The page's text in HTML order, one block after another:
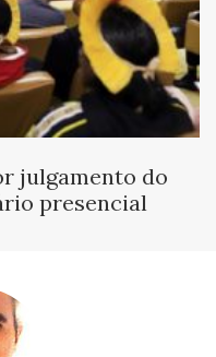
julgamento do
presencial